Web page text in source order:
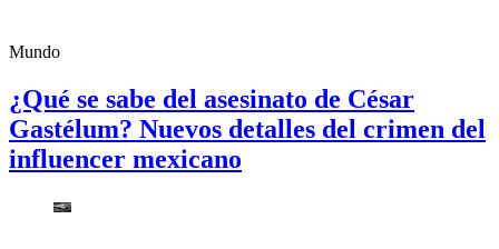
Mundo
¿Qué se sabe del asesinato de César
Gastélum? Nuevos detalles del crimen del
influencer mexicano